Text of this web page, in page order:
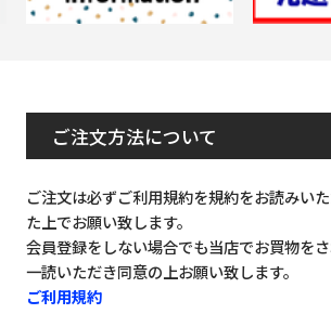
ご注文方法について
ご注文は必ずご利用規約を規約をお読みい
た上でお願い致します。
会員登録をしない場合でも当店でお買物を
一読いただき同意の上お願い致します。
ご利用規約